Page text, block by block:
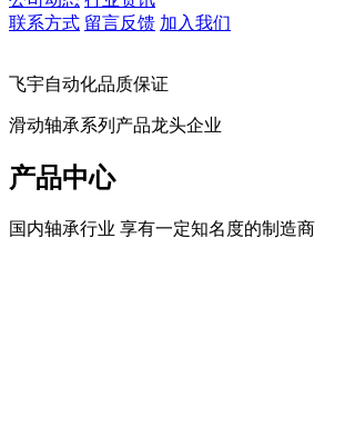
联系方式 留言反馈 加入我们
飞宇自动化品质保证
滑动轴承系列产品龙头企业
产品中心
国内轴承行业 享有一定知名度的制造商